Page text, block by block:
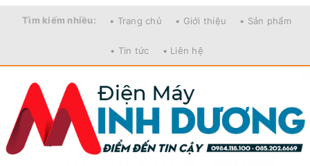
Tìm kiếm nhiều: • Trang chủ • Giới thiệu • Sản phẩm
• Tin tức • Liên hệ